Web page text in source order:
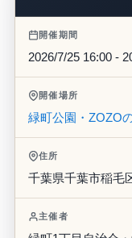
開催期間
2026/7/25 16:00 -
開催場所
緑町公園・ZOZO
住所
千葉県千葉市稲毛
主催者